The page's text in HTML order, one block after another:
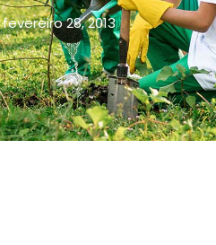
fevereiro 28, 2013